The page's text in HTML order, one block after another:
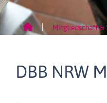
Mitgliedschaft &
DBB NRW